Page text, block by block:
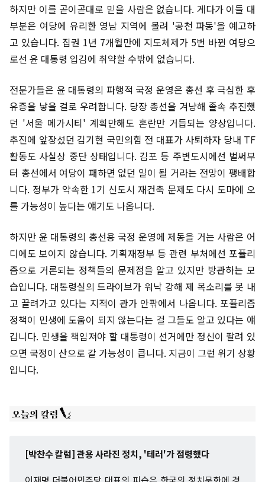
하지만 이를 곧이곧대로 믿을 사람은 없습니다. 게다가 이들 대
부분은 여당에 유리한 영남 지역에 몰려 '공천 파동'을 예고하
고 있습니다. 집권 1년 7개월만에 지도체제가 5번 바뀐 여당으
로선 윤 대통령 입김에 취약할 수밖에 없습니다.
전문가들은 윤 대통령의 파행적 국정 운영은 총선 후 극심한 후
유증을 낳을 걸로 우려합니다. 당장 총선을 겨냥해 졸속 추진했
던 '서울 메가시티' 계획만해도 혼란만 거듭되는 양상입니다.
추진에 앞장섰던 김기현 국민의힘 전 대표가 사퇴하자 당내 TF
활동도 사실상 중단 상태입니다. 김포 등 주변도시에선 벌써부
터 총선에서 여당이 패하면 없던 일이 될 거라는 전망이 팽배합
니다. 정부가 약속한 1기 신도시 재건축 문제도 다시 도마에 오
를 가능성이 높다는 얘기도 나옵니다.
하지만 윤 대통령의 총선용 국정 운영에 제동을 거는 사람은 어
디에도 보이지 않습니다. 기획재정부 등 관련 부처에선 포퓰리
즘으로 거론되는 정책들의 문제점을 알고 있지만 방관하는 모
습입니다. 대통령실의 드라이브가 워낙 강해 제 목소리를 못 내
고 끌려가고 있다는 지적이 관가 안팎에서 나옵니다. 포퓰리즘
정책이 민생에 도움이 되지 않는다는 걸 그들도 알고 있다는 얘
깁니다. 민생을 책임져야 할 대통령이 선거에만 정신이 팔려 있
으면 국정이 산으로 갈 가능성이 큽니다. 지금이 그런 위기 상황
입니다.
[박찬수 칼럼] 관용 사라진 정치, '테러'가 점령했다